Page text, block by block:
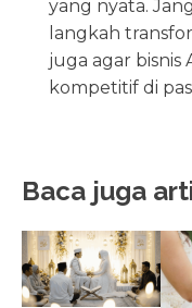
yang nyata.
langkah
juga agar bisnis
kompetitif di
Baca juga